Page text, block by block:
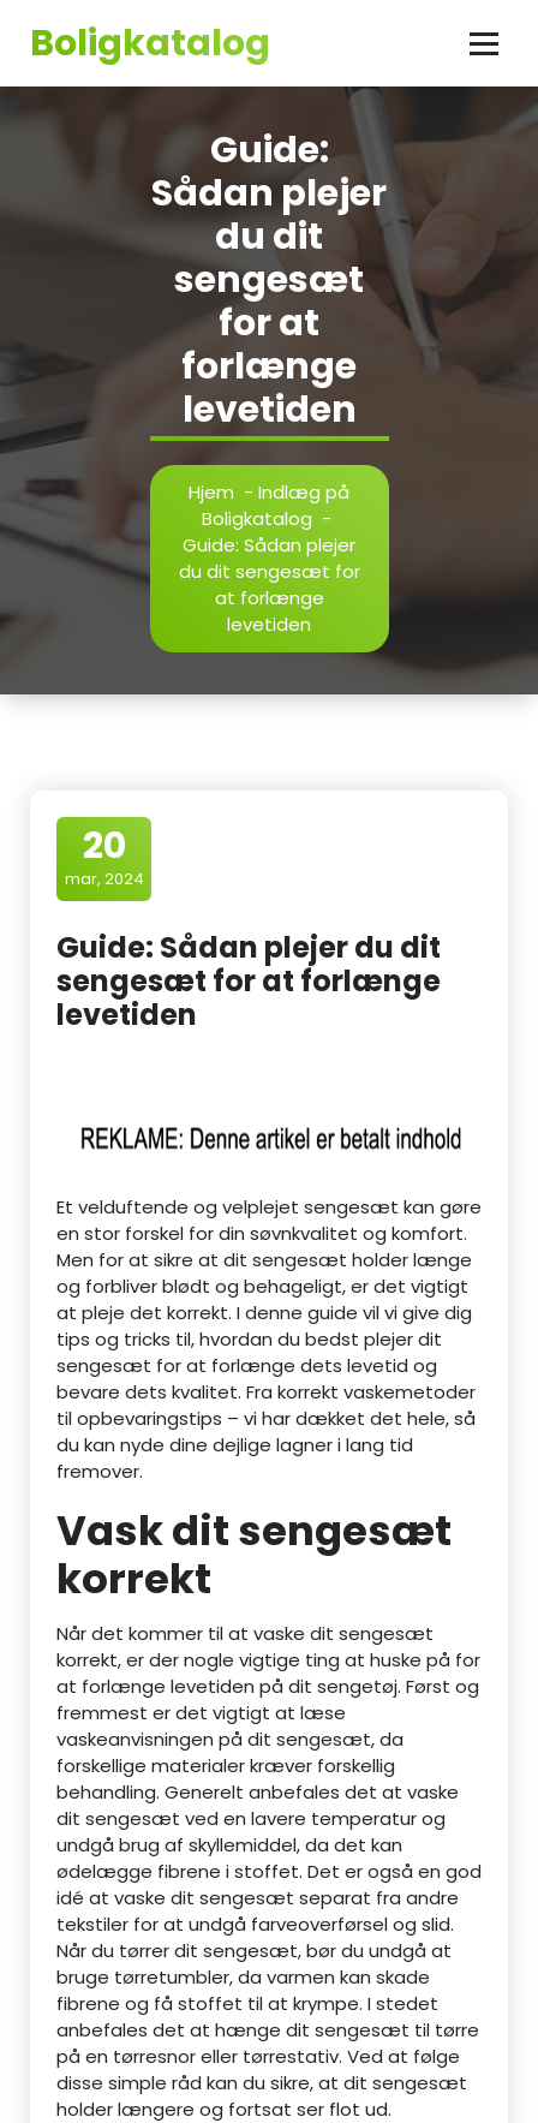
Boligkatalog
Guide:
Sådan plejer
du dit
sengesæt
for at
forlænge
levetiden
Hjem - Indlæg på
Boligkatalog -
Guide: Sådan plejer
du dit sengesæt for
at forlænge
levetiden
20
mar, 2024
Guide: Sådan plejer du dit
sengesæt for at forlænge
levetiden
Et velduftende og velplejet sengesæt kan gøre
en stor forskel for din søvnkvalitet og komfort.
Men for at sikre at dit sengesæt holder længe
og forbliver blødt og behageligt, er det vigtigt
at pleje det korrekt. I denne guide vil vi give dig
tips og tricks til, hvordan du bedst plejer dit
sengesæt for at forlænge dets levetid og
bevare dets kvalitet. Fra korrekt vaskemetoder
til opbevaringstips – vi har dækket det hele, så
du kan nyde dine dejlige lagner i lang tid
fremover.
Vask dit sengesæt
korrekt
Når det kommer til at vaske dit sengesæt
korrekt, er der nogle vigtige ting at huske på for
at forlænge levetiden på dit sengetøj. Først og
fremmest er det vigtigt at læse
vaskeanvisningen på dit sengesæt, da
forskellige materialer kræver forskellig
behandling. Generelt anbefales det at vaske
dit sengesæt ved en lavere temperatur og
undgå brug af skyllemiddel, da det kan
ødelægge fibrene i stoffet. Det er også en god
idé at vaske dit sengesæt separat fra andre
tekstiler for at undgå farveoverførsel og slid.
Når du tørrer dit sengesæt, bør du undgå at
bruge tørretumbler, da varmen kan skade
fibrene og få stoffet til at krympe. I stedet
anbefales det at hænge dit sengesæt til tørre
på en tørresnor eller tørrestativ. Ved at følge
disse simple råd kan du sikre, at dit sengesæt
holder længere og fortsat ser flot ud.